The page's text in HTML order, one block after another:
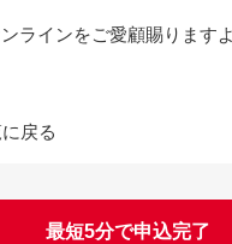
ラインをご愛顧賜ります
戻る
最短5分で申込完了